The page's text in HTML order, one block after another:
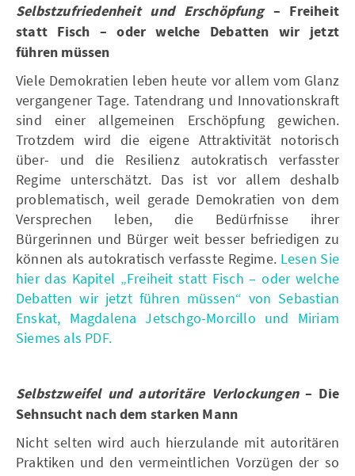
Selbstzufriedenheit und Erschöpfung– Freiheit
statt Fisch – oder welche Debatten wir jetzt
führen müssen
Viele Demokratien leben heute vor allem vom Glanz
vergangener Tage. Tatendrang und Innovationskraft
sind einer allgemeinen Erschöpfung gewichen.
Trotzdem wird die eigene Attraktivität notorisch
über- und die Resilienz autokratisch verfasster
Regime unterschätzt. Das ist vor allem deshalb
problematisch, weil gerade Demokratien von dem
Versprechen leben, die Bedürfnisse ihrer
Bürgerinnen und Bürger weit besser befriedigen zu
können als autokratisch verfasste Regime. Lesen Sie
hier das Kapitel „Freiheit statt Fisch – oder welche
Debatten wir jetzt führen müssen“ von Sebastian
Enskat, Magdalena Jetschgo-Morcillo und Miriam
Siemes als PDF.
Selbstzweifel und autoritäre Verlockungen– Die
Sehnsucht nach dem starken Mann
Nicht selten wird auch hierzulande mit autoritären
Praktiken und den vermeintlichen Vorzügen der so